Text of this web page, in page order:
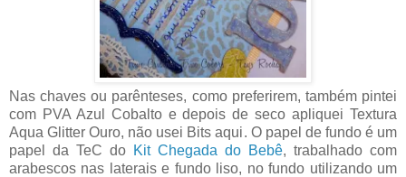
Nas chaves ou parênteses, como preferirem, também pintei
com PVA Azul Cobalto e depois de seco apliquei Textura
Aqua Glitter Ouro, não usei Bits aqui. O papel de fundo é um
papel da TeC do Kit Chegada do Bebê, trabalhado com
arabescos nas laterais e fundo liso, no fundo utilizando um